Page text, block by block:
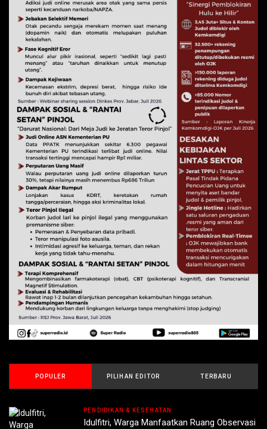
POPULER PILIHAN EDITOR TERBARU
PENDIDIKAN & KESEHATAN
Idulfitri, Warga Manfaatkan Ruang Observasi